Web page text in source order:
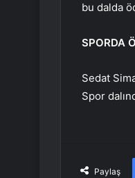
bu dalda
SPORDA
Sedat
Spor
Paylaş